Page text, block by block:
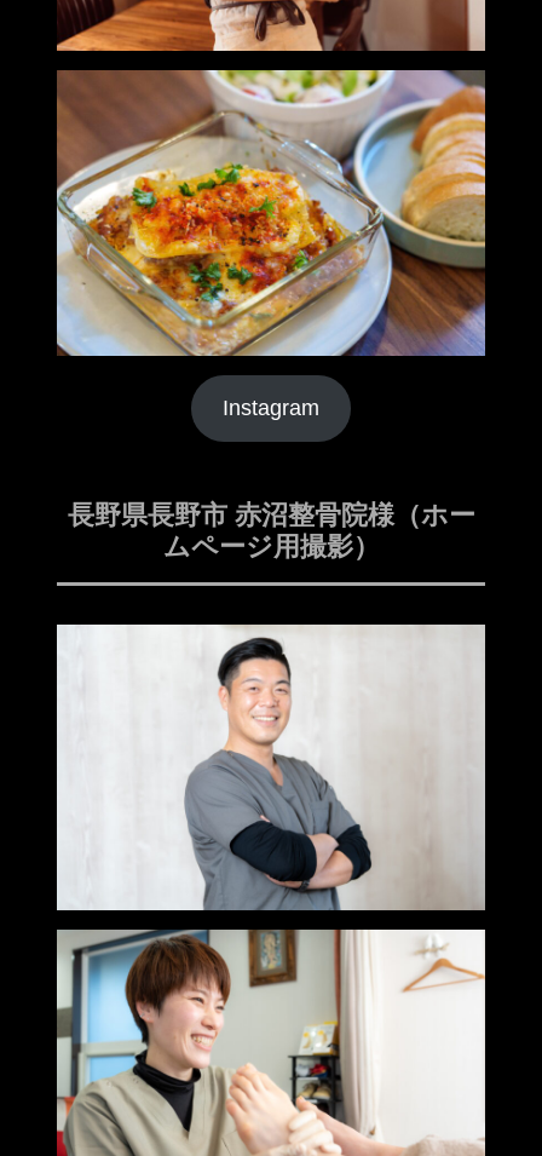
Instagram
長野県長野市 赤沼整骨院様（ホー
ムページ用撮影）